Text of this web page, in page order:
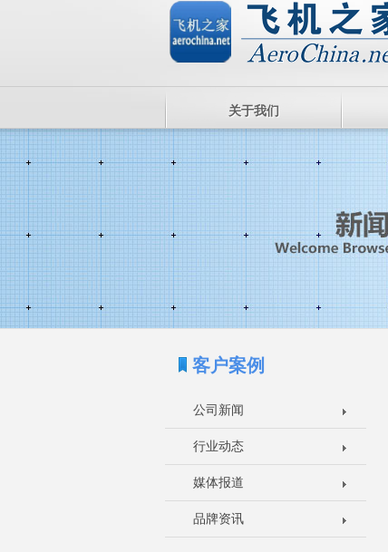
关于我们
客户案例
公司新闻
行业动态
媒体报道
品牌资讯